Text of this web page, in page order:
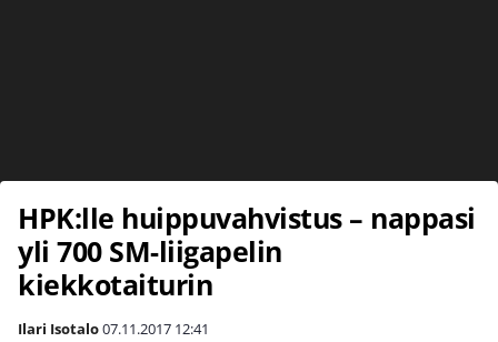
HPK:lle huippuvahvistus – nappasi
yli 700 SM-liigapelin
kiekkotaiturin
Ilari Isotalo07.11.2017 12:41